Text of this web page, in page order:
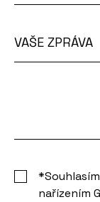
VAŠE ZPRÁVA
nařízením